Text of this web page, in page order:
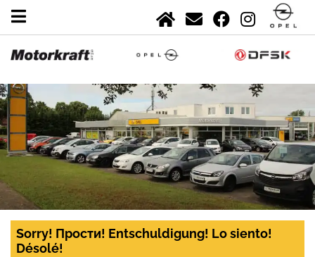
Sorry! Прости! Entschuldigung! Lo siento!
Désolé!